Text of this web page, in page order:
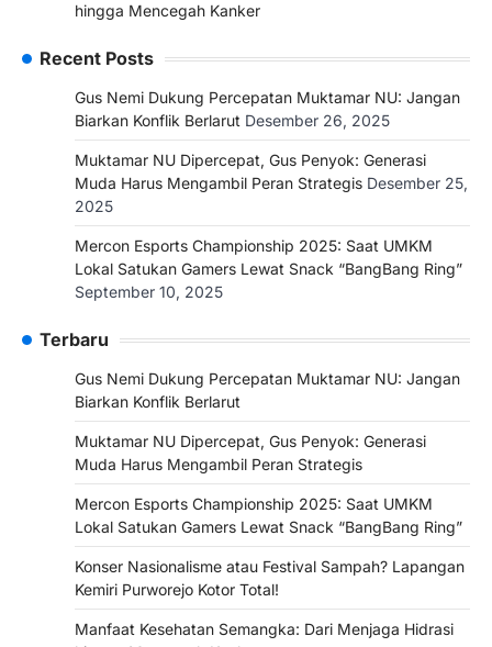
hingga Mencegah Kanker
Recent Posts
Gus Nemi Dukung Percepatan Muktamar NU: Jangan
Biarkan Konflik Berlarut Desember 26, 2025
Muktamar NU Dipercepat, Gus Penyok: Generasi
Muda Harus Mengambil Peran Strategis Desember 25,
2025
Mercon Esports Championship 2025: Saat UMKM
Lokal Satukan Gamers Lewat Snack “BangBang Ring”
September 10, 2025
Terbaru
Gus Nemi Dukung Percepatan Muktamar NU: Jangan
Biarkan Konflik Berlarut
Muktamar NU Dipercepat, Gus Penyok: Generasi
Muda Harus Mengambil Peran Strategis
Mercon Esports Championship 2025: Saat UMKM
Lokal Satukan Gamers Lewat Snack “BangBang Ring”
Konser Nasionalisme atau Festival Sampah? Lapangan
Kemiri Purworejo Kotor Total!
Manfaat Kesehatan Semangka: Dari Menjaga Hidrasi